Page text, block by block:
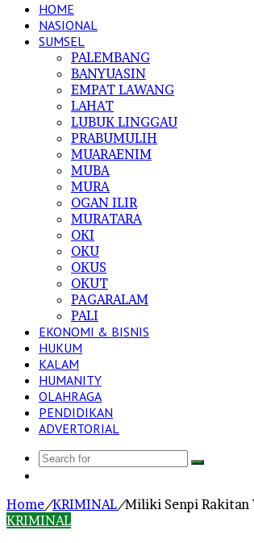
HOME
NASIONAL
SUMSEL
PALEMBANG
BANYUASIN
EMPAT LAWANG
LAHAT
LUBUK LINGGAU
PRABUMULIH
MUARAENIM
MUBA
MURA
OGAN ILIR
MURATARA
OKI
OKU
OKUS
OKUT
PAGARALAM
PALI
EKONOMI & BISNIS
HUKUM
KALAM
HUMANITY
OLAHRAGA
PENDIDIKAN
ADVERTORIAL
Search
Home/KRIMINAL/Miliki Senpi Rakitan
KRIMINAL